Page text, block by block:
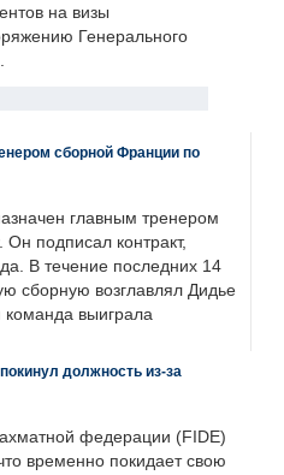
на визы
Генерального
сборной Франции по
главным тренером
подписал контракт,
В течение последних 14
сборную возглавлял Дидье
выиграла
должность из-за
федерации (FIDE)
временно покидает свою